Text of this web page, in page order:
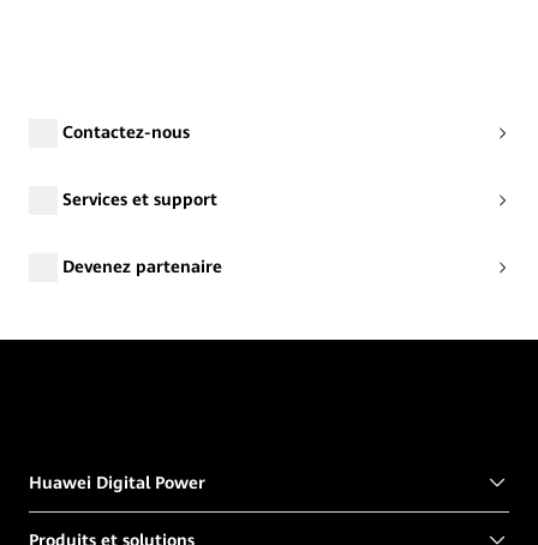
Contactez-nous
Services et support
Devenez partenaire
Huawei Digital Power
Produits et solutions